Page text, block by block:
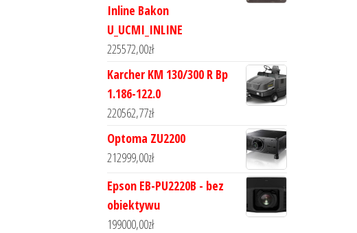
Inline Bakon
U_UCMI_INLINE
225572,00zł
Karcher KM 130/300 R Bp
1.186-122.0
220562,77zł
Optoma ZU2200
212999,00zł
Epson EB-PU2220B - bez
obiektywu
199000,00zł